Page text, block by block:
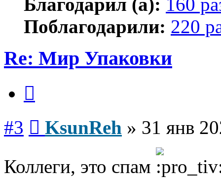
Поблагодарили: 220
Re: Мир Упаковки
#3 KsunReh » 31 янв
Коллеги, это спам